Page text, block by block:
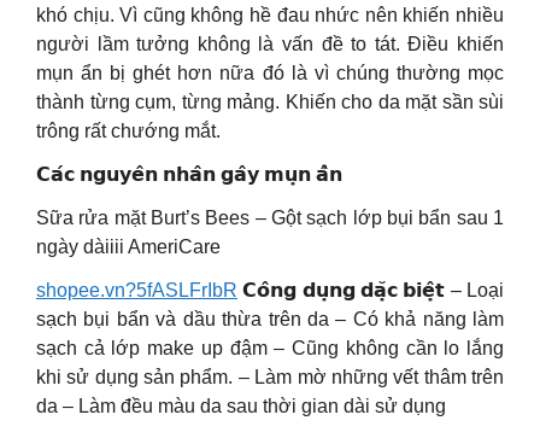
khó chịu. Vì cũng không hề đau nhức nên khiến nhiều
người lầm tưởng không là vấn đề to tát. Điều khiến
mụn ẩn bị ghét hơn nữa đó là vì chúng thường mọc
thành từng cụm, từng mảng. Khiến cho da mặt sần sùi
trông rất chướng mắt.
𝗖𝗮́𝗰 𝗻𝗴𝘂𝘆𝗲̂𝗻 𝗻𝗵𝗮̂𝗻 𝗴𝗮̂𝘆 𝗺𝘂̣𝗻 𝗮̂̉𝗻
Sữa rửa mặt Burt’s Bees – Gột sạch lớp bụi bẩn sau 1
ngày dàiiii AmeriCare
shopee.vn?5fASLFrIbR 𝗖𝗼̂𝗻𝗴 𝗱𝘂̣𝗻𝗴 𝗱𝗮̣̆𝗰 𝗯𝗶𝗲̣̂𝘁 – Loại
sạch bụi bẩn và dầu thừa trên da – Có khả năng làm
sạch cả lớp make up đậm – Cũng không cần lo lắng
khi sử dụng sản phẩm. – Làm mờ những vết thâm trên
da – Làm đều màu da sau thời gian dài sử dụng